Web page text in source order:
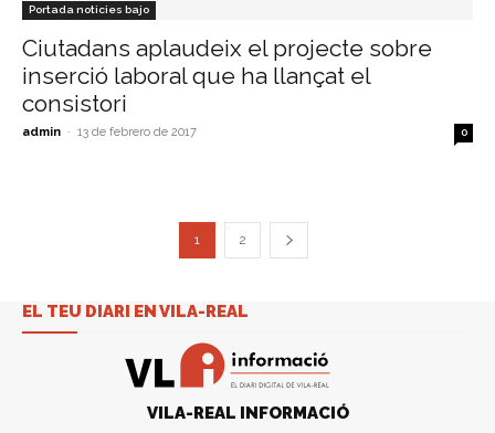
Portada noticies bajo
Ciutadans aplaudeix el projecte sobre
inserció laboral que ha llançat el
consistori
admin - 13 de febrero de 2017 0
1 2
EL TEU DIARI EN VILA-REAL
VILA-REAL INFORMACIÓ